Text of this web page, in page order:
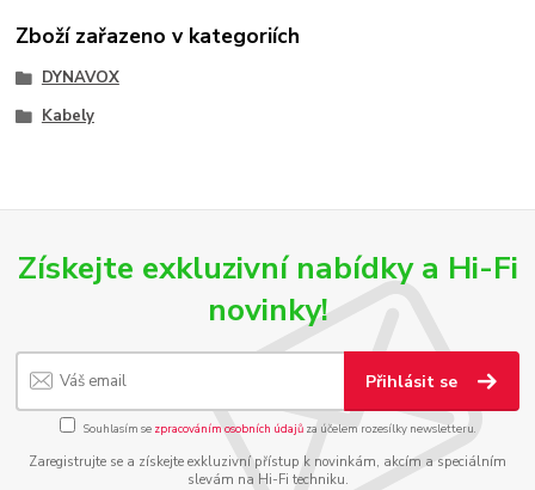
Zboží zařazeno v kategoriích
DYNAVOX
Kabely
Získejte exkluzivní nabídky a Hi-Fi
novinky!
Přihlásit se
Souhlasím se zpracováním osobních údajůza účelem rozesílky newsletteru.
Zaregistrujte se a získejte exkluzivní přístup k novinkám, akcím a speciálním
slevám na Hi-Fi techniku.